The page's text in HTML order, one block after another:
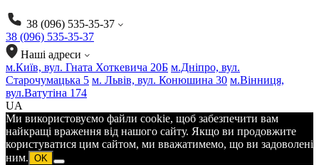
38 (096) 535-35-37
38 (096) 535-35-37
Наші адреси
м.Київ, вул. Гната Хоткевича 20Б м.Дніпро, вул.
Старочумацька 5 м. Львів, вул. Конюшина 30 м.Вінниця,
вул.Ватутіна 174
UA
Ми використовуємо файли cookie, щоб забезпечити вам
найкращі враження від нашого сайту. Якщо ви продовжите
користуватися цим сайтом, ми вважатимемо, що ви задоволені
ним. OK